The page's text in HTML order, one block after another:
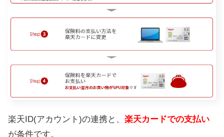
楽天ID(アカウント)の連携と、 楽天カードでの支払い
が条件です。